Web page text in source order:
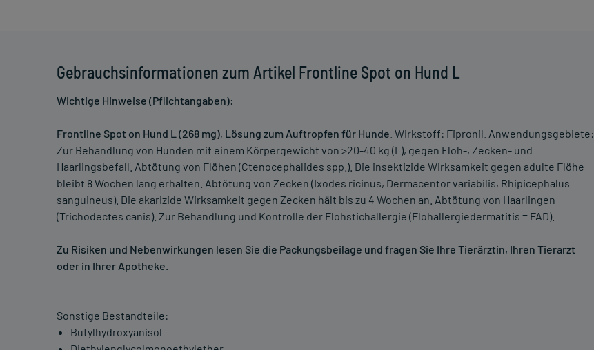
Gebrauchsinformationen zum Artikel Frontline Spot on Hund L
Wichtige Hinweise (Pflichtangaben):
Frontline Spot on Hund L (268 mg), Lösung zum Auftropfen für Hunde . Wirkstoff: Fipronil. Anwendungsgebiete:
Zur Behandlung von Hunden mit einem Körpergewicht von >20-40 kg (L), gegen Floh-, Zecken- und
Haarlingsbefall. Abtötung von Flöhen (Ctenocephalides spp.). Die insektizide Wirksamkeit gegen adulte Flöhe
bleibt 8 Wochen lang erhalten. Abtötung von Zecken (Ixodes ricinus, Dermacentor variabilis, Rhipicephalus
sanguineus). Die akarizide Wirksamkeit gegen Zecken hält bis zu 4 Wochen an. Abtötung von Haarlingen
(Trichodectes canis). Zur Behandlung und Kontrolle der Flohstichallergie (Flohallergiedermatitis = FAD).
Zu Risiken und Nebenwirkungen lesen Sie die Packungsbeilage und fragen Sie Ihre Tierärztin, Ihren Tierarzt
oder in Ihrer Apotheke.
Sonstige Bestandteile:
Butylhydroxyanisol